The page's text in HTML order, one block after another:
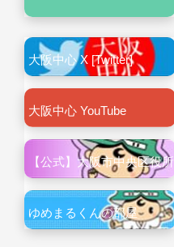
大阪中心 X [Twitter]
大阪中心 YouTube
【公式】大阪市中央区役所
ゆめまるくんの部屋